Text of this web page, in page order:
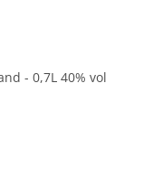
- 0,7L 40% vol
von 5 von 5 Sternen